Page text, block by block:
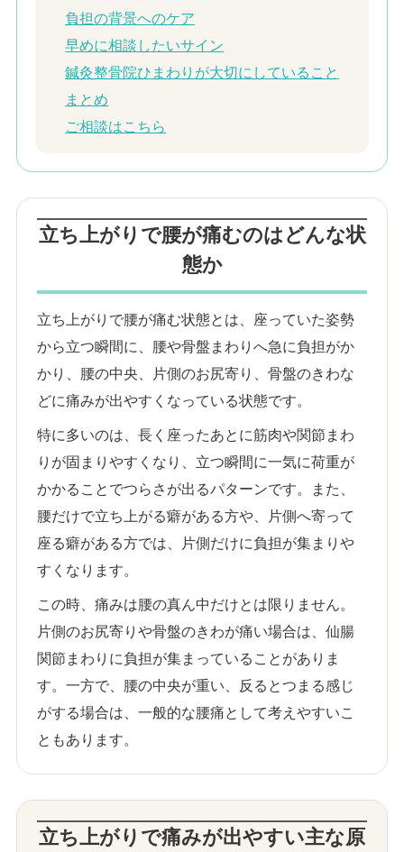
負担の背景へのケア
早めに相談したいサイン
鍼灸整骨院ひまわりが大切にしていること
まとめ
ご相談はこちら
立ち上がりで腰が痛むのはどんな状
態か
立ち上がりで腰が痛む状態とは、座っていた姿勢
から立つ瞬間に、腰や骨盤まわりへ急に負担がか
かり、腰の中央、片側のお尻寄り、骨盤のきわな
どに痛みが出やすくなっている状態です。
特に多いのは、長く座ったあとに筋肉や関節まわ
りが固まりやすくなり、立つ瞬間に一気に荷重が
かかることでつらさが出るパターンです。また、
腰だけで立ち上がる癖がある方や、片側へ寄って
座る癖がある方では、片側だけに負担が集まりや
すくなります。
この時、痛みは腰の真ん中だけとは限りません。
片側のお尻寄りや骨盤のきわが痛い場合は、仙腸
関節まわりに負担が集まっていることがありま
す。一方で、腰の中央が重い、反るとつまる感じ
がする場合は、一般的な腰痛として考えやすいこ
ともあります。
立ち上がりで痛みが出やすい主な原